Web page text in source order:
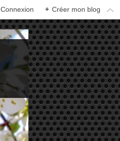
Connexion + Créer mon blog